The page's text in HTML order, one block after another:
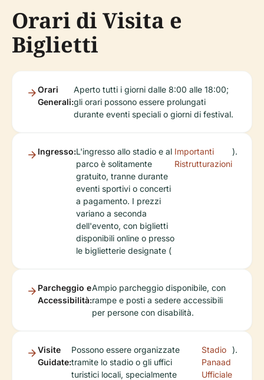
Orari di Visita e
Biglietti
Orari
Generali:
Aperto tutti i giorni dalle 8:00 alle 18:00;
gli orari possono essere prolungati
durante eventi speciali o giorni di festival.
Ingresso:L'ingresso allo stadio e al
parco è solitamente
gratuito, tranne durante
eventi sportivi o concerti
a pagamento. I prezzi
variano a seconda
dell'evento, con biglietti
disponibili online o presso
le biglietterie designate (
Importanti
Ristrutturazioni
).
Parcheggio e
Accessibilità:
Ampio parcheggio disponibile, con
rampe e posti a sedere accessibili
per persone con disabilità.
Visite
Guidate:
Possono essere organizzate
tramite lo stadio o gli uffici
turistici locali, specialmente
Stadio
Panaad
Ufficiale
).